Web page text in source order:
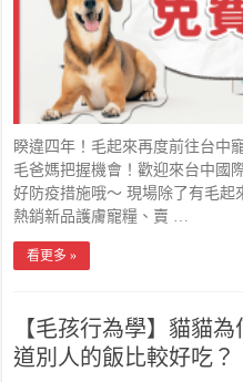
睽違四年！毛起來再度前往台中
毛爸媽把握機會！歡迎來台中國
好防疫措施哦～ 現場除了有毛起
熱銷新品護膚寵糧、賣 …
看更多 »
【毛孩行為學】貓貓
道別人的飯比較好吃？